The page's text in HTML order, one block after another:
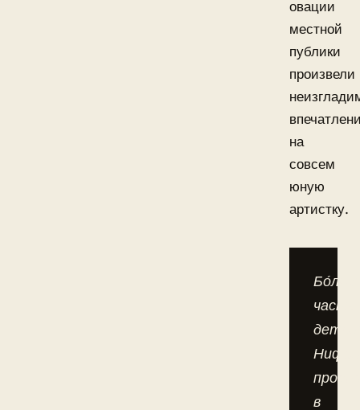
овации
местной
публики
произвели
на
совсем
юную
артистку.
часть
в